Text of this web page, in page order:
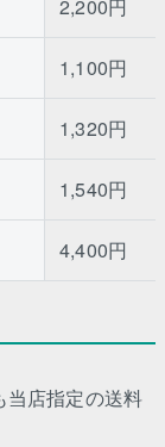
2,200円
1,100円
1,320円
1,540円
4,400円
当店指定の送料